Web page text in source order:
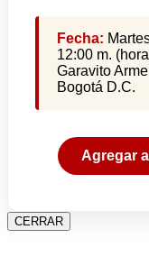
Fecha:
12:00 m.
Garavito
Bogotá D.C.
Agregar
CERRAR